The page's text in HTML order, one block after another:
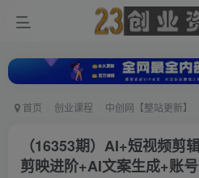
首页 创业课程 中创网【整站更新】
（16353期）AI+短视频剪
剪映进阶+AI文案生成+账